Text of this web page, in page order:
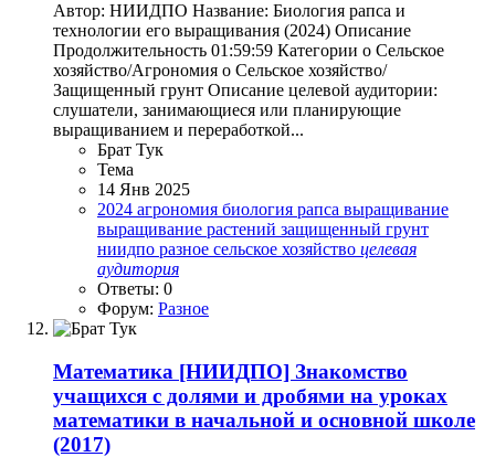
Автор: НИИДПО Название: Биология рапса и
технологии его выращивания (2024) Описание
Продолжительность 01:59:59 Категории o Сельское
хозяйство/Агрономия o Сельское хозяйство/
Защищенный грунт Описание целевой аудитории:
слушатели, занимающиеся или планирующие
выращиванием и переработкой...
Брат Тук
Тема
14 Янв 2025
2024 агрономия биология рапса выращивание
выращивание растений защищенный грунт
ниидпо разное сельское хозяйство целевая
аудитория
Ответы: 0
Форум: Разное
Математика [НИИДПО] Знакомство
учащихся с долями и дробями на уроках
математики в начальной и основной школе
(2017)